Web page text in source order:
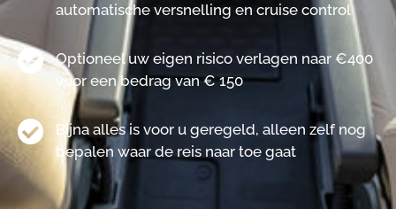
automatische versnelling en cruise control
Optioneel uw eigen risico verlagen naar €400
voor een bedrag van € 150
Bijna alles is voor u geregeld, alleen zelf nog
bepalen waar de reis naar toe gaat